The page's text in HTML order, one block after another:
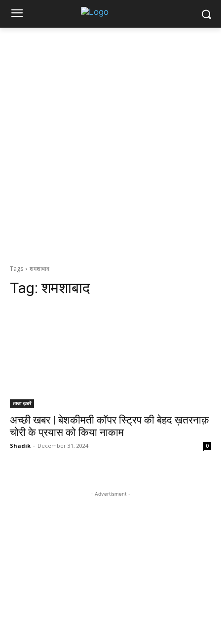
Tags शमशाबाद
Tag:शमशाबाद
ताजा ख़बरें
अच्छी खबर | बेशकीमती कॉपर स्ट्रिप की बेहद ख़तरनाक़
चोरी के प्रयास को किया नाकाम
Shadik - December 31, 2024 0
- Advertisment -